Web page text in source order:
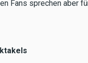
Fans sprechen aber